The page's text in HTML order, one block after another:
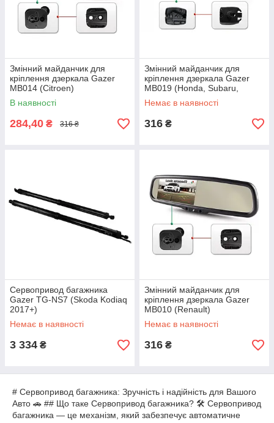
Змінний майданчик для
кріплення дзеркала Gazer
MB014 (Citroen)
В наявності
284,40 ₴ 316 ₴
Змінний майданчик для
кріплення дзеркала Gazer
MB019 (Honda, Subaru,
Suzuki)
Немає в наявності
316 ₴
Сервопривод багажника
Gazer TG-NS7 (Skoda Kodiaq
2017+)
Немає в наявності
3 334 ₴
Змінний майданчик для
кріплення дзеркала Gazer
MB010 (Renault)
Немає в наявності
316 ₴
# Сервопривод багажника: Зручність і надійність для Вашого
Авто 🚗 ## Що таке Сервопривод багажника? 🛠️ Сервопривод
багажника — це механізм, який забезпечує автоматичне